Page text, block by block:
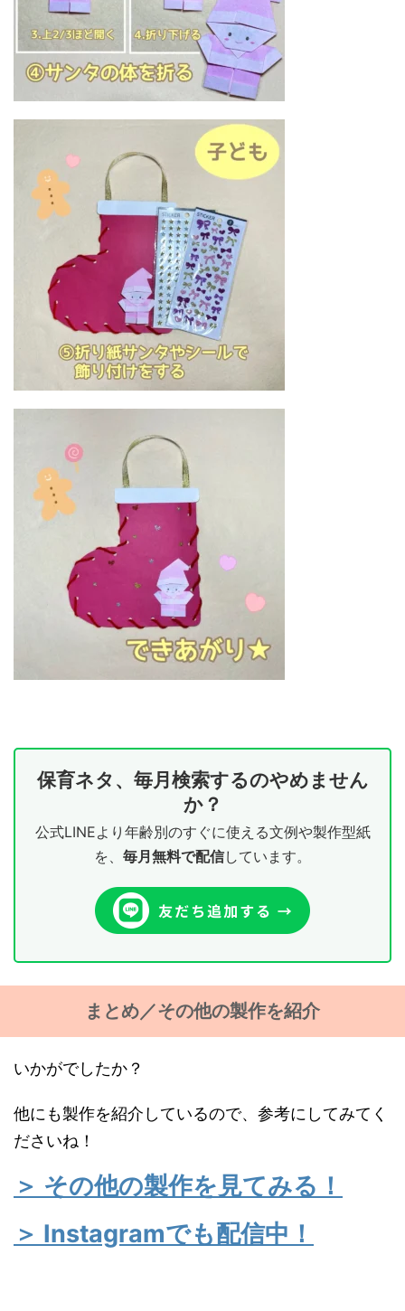
保育ネタ、毎月検索するのやめません
か？
公式LINEより年齢別のすぐに使える文例や製作型紙
を、 毎月無料で配信しています。
まとめ／その他の製作を紹介
いかがでしたか？
他にも製作を紹介しているので、参考にしてみてく
ださいね！
＞ その他の製作を見てみる！
＞ Instagramでも配信中！